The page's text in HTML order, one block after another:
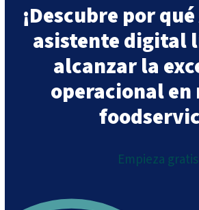
¡Descubre por
asistente digital
alcanzar la
operacional en
Empieza gratis